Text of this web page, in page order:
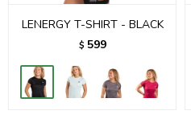
LENERGY T-SHIRT - BLACK
$ 599